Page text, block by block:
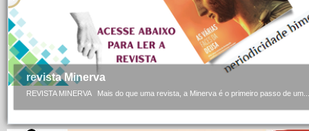
revista Minerva
REVISTA MINERVA Mais do que uma revista, a Minerva é o primeiro passo de um...